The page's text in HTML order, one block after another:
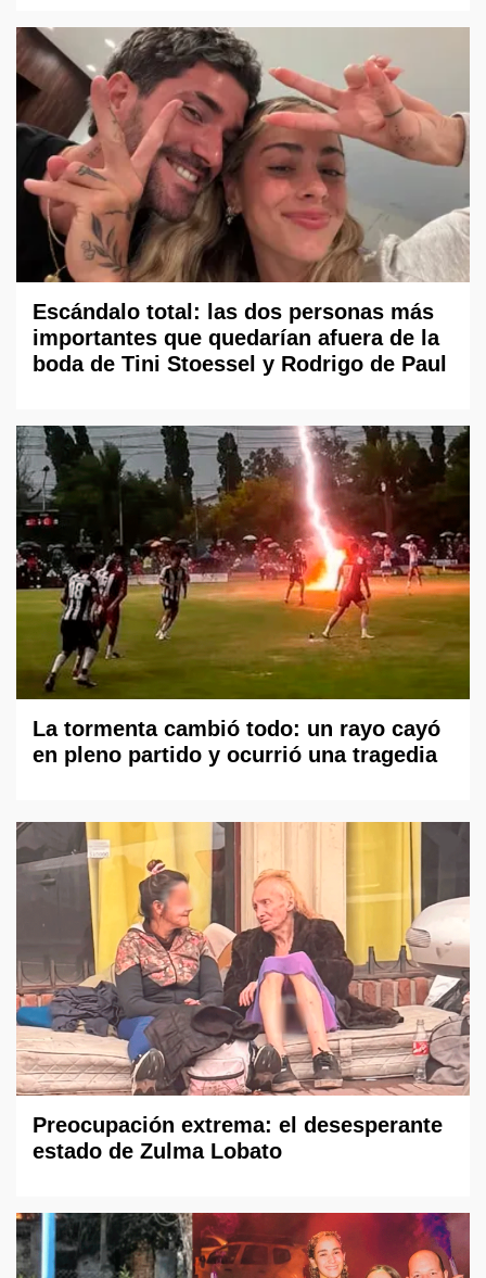
Escándalo total: las dos personas más
importantes que quedarían afuera de la
boda de Tini Stoessel y Rodrigo de Paul
La tormenta cambió todo: un rayo cayó
en pleno partido y ocurrió una tragedia
Preocupación extrema: el desesperante
estado de Zulma Lobato